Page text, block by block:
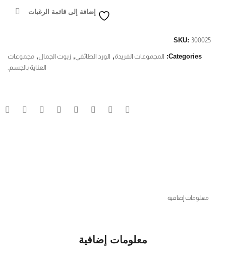
إضافة إلى قائمة الرغبات
SKU: 300025
Categories: المجموعات الفريدة, الورد الطائفي, زيوت الجمال, مجموعات
العناية بالجسم.
معلومات إضافية
معلومات إضافية